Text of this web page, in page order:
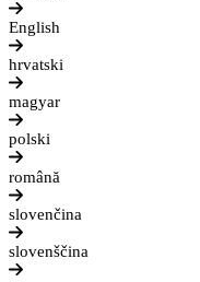
English
hrvatski
magyar
polski
română
slovenčina
slovenščina